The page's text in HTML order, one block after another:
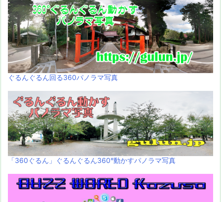
ぐるんぐるん回る360パノラマ写真
「360ぐるん」ぐるんぐるん360°動かすパノラマ写真